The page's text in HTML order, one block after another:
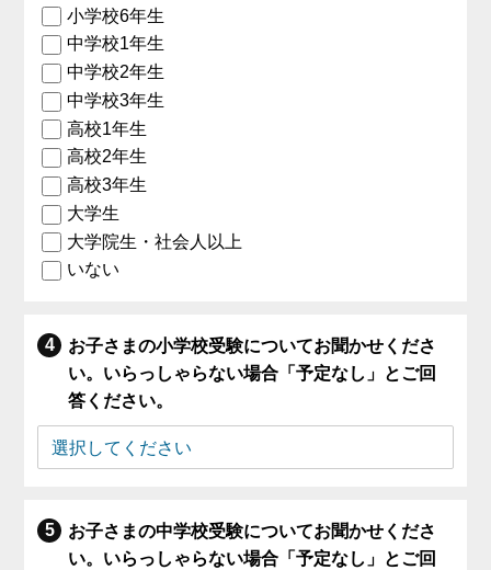
小学校6年生
中学校1年生
中学校2年生
中学校3年生
高校1年生
高校2年生
高校3年生
大学生
大学院生・社会人以上
いない
お子さまの小学校受験についてお聞かせくださ
い。いらっしゃらない場合「予定なし」とご回
答ください。
お子さまの中学校受験についてお聞かせくださ
い。いらっしゃらない場合「予定なし」とご回